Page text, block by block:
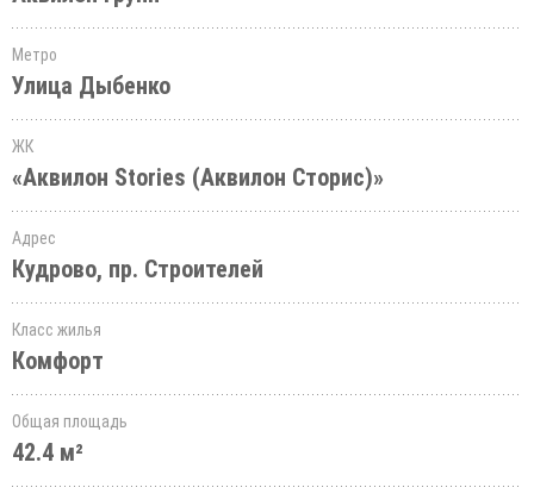
Метро
Улица Дыбенко
ЖК
«Аквилон Stories (Аквилон Сторис)»
Адрес
Кудрово, пр. Строителей
Класс жилья
Комфорт
Общая площадь
42.4 м²